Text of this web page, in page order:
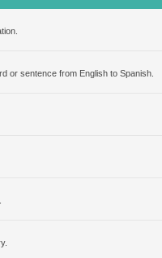
or sentence from English to Spanish.